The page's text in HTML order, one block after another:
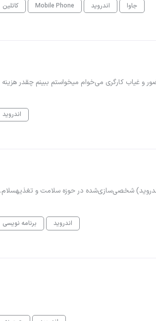
جاوا اندروید Mobile Phone کاتلین
و غیاب کارگری می‌خوام میخواستم ببینم چقدر هزینه
اندروید
موبایل (اندروید) شخصی‌سازی‌شده در حوزه سلامت و
اندروید برنامه نویسی